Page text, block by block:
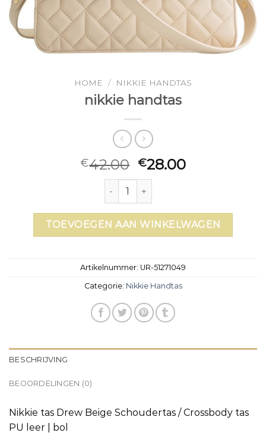
HOME / NIKKIE HANDTAS
nikkie handtas
€42.00 €28.00
nikkie handtas aantal
TOEVOEGEN AAN WINKELWAGEN
Artikelnummer: UR-51271049
Categorie: Nikkie Handtas
BESCHRIJVING
BEOORDELINGEN (0)
Nikkie tas Drew Beige Schoudertas / Crossbody tas
PU leer | bol